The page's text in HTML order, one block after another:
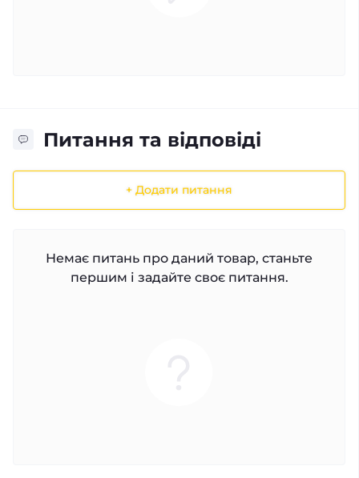
Питання та відповіді
+ Додати питання
Немає питань про даний товар, станьте
першим і задайте своє питання.